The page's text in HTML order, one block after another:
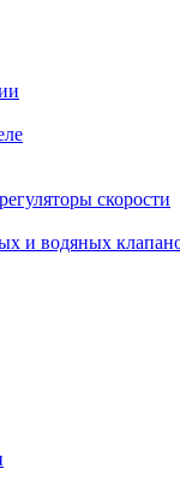
скорости
и водяных